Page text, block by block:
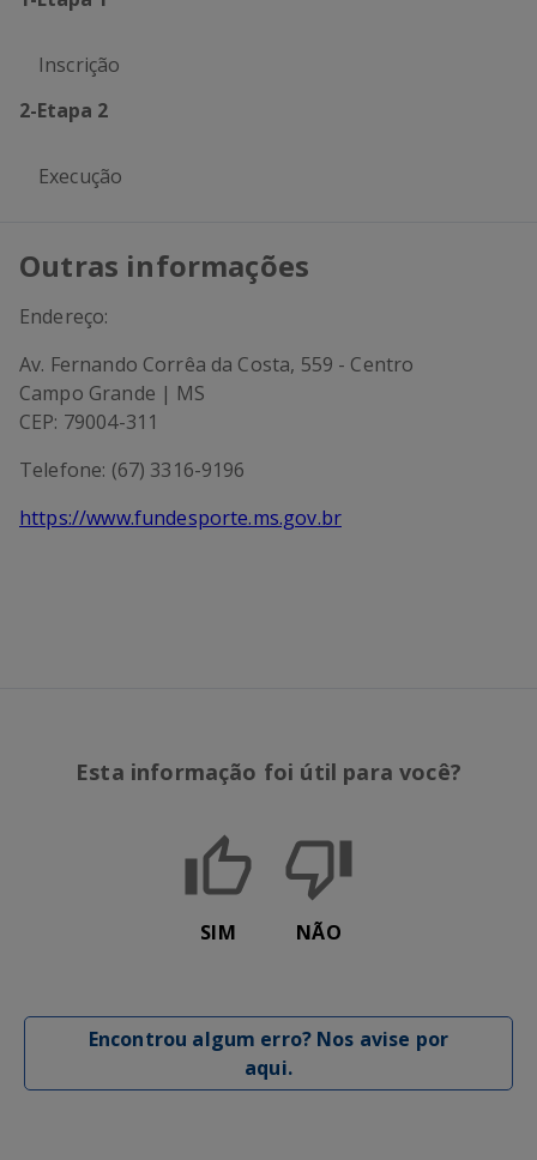
Inscrição
2-Etapa 2
Execução
Outras informações
Endereço:
Av. Fernando Corrêa da Costa, 559 - Centro
Campo Grande | MS
CEP: 79004-311
Telefone: (67) 3316-9196
https://www.fundesporte.ms.gov.br
Esta informação foi útil para você?
SIM NÃO
Encontrou algum erro? Nos avise por
aqui.